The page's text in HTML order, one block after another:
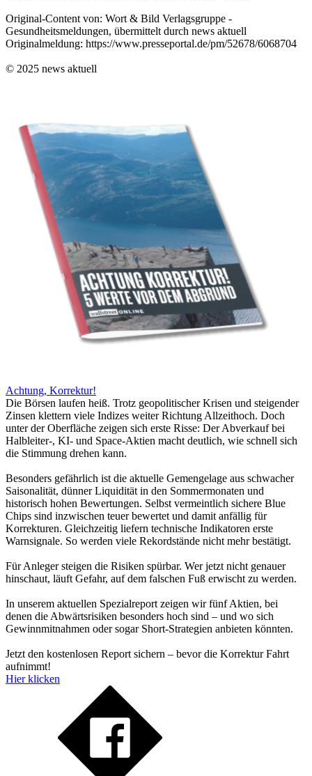
Original-Content von: Wort & Bild Verlagsgruppe -
Gesundheitsmeldungen, übermittelt durch news aktuell
Originalmeldung: https://www.presseportal.de/pm/52678/6068704
© 2025 news aktuell
Achtung, Korrektur!
Die Börsen laufen heiß. Trotz geopolitischer Krisen und steigender
Zinsen klettern viele Indizes weiter Richtung Allzeithoch. Doch
unter der Oberfläche zeigen sich erste Risse: Der Abverkauf bei
Halbleiter-, KI- und Space-Aktien macht deutlich, wie schnell sich
die Stimmung drehen kann.
Besonders gefährlich ist die aktuelle Gemengelage aus schwacher
Saisonalität, dünner Liquidität in den Sommermonaten und
historisch hohen Bewertungen. Selbst vermeintlich sichere Blue
Chips sind inzwischen teuer bewertet und damit anfällig für
Korrekturen. Gleichzeitig liefern technische Indikatoren erste
Warnsignale. So werden viele Rekordstände nicht mehr bestätigt.
Für Anleger steigen die Risiken spürbar. Wer jetzt nicht genauer
hinschaut, läuft Gefahr, auf dem falschen Fuß erwischt zu werden.
In unserem aktuellen Spezialreport zeigen wir fünf Aktien, bei
denen die Abwärtsrisiken besonders hoch sind – und wo sich
Gewinnmitnahmen oder sogar Short-Strategien anbieten könnten.
Jetzt den kostenlosen Report sichern – bevor die Korrektur Fahrt
aufnimmt!
Hier klicken